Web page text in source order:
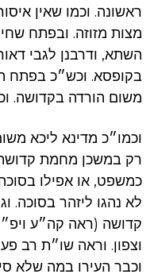
ראשונה. וכמו שאין
מצות מזוזה. ובפתח
השתא, ודרבנן לגבי
בקופסא. וכש״כ בפתח
משום הורדה בקדושה.
וכמו״כ מדינא ליכא
רק במשכן מחמת
כמשפט, או אפילו
לא נהגו ליזהר בסוכה.
קדושה (ראה קה״ע
וצפון. וראה שו״ת רב
וכבר העירו במה שלא